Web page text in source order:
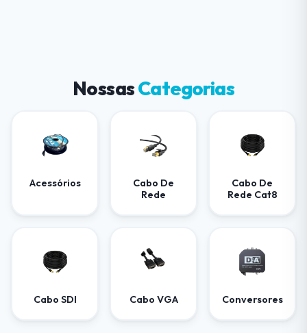
NossasCategorias
Acessórios
Cabo De
Rede
Cabo De
Rede Cat8
Cabo SDI Cabo VGA Conversores